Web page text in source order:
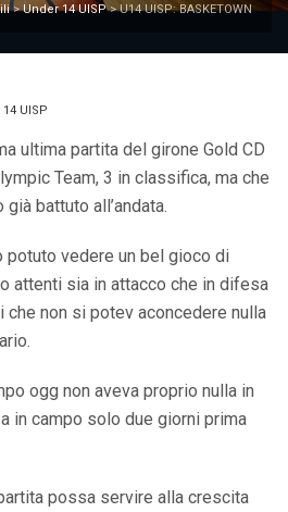
>Under 14 UISP>U14 UISP: BASKETOWN
14 UISP
ultima partita del girone Gold CD
Team, 3 in classifica, ma che
già battuto all’andata.
potuto vedere un bel gioco di
attenti sia in attacco che in difesa
non si potev aconcedere nulla
ogg non aveva proprio nulla in
in campo solo due giorni prima
possa servire alla crescita